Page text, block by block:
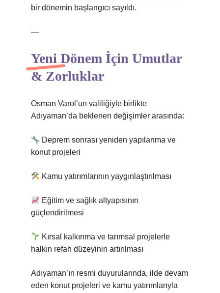
bir dönemin başlangıcı sayıldı.
—
Yeni Dönem İçin Umutlar
& Zorluklar
Osman Varol’un valiliğiyle birlikte
Adıyaman’da beklenen değişimler arasında:
Deprem sonrası yeniden yapılanma ve
konut projeleri
Kamu yatırımlarının yaygınlaştırılması
Eğitim ve sağlık altyapısının
güçlendirilmesi
Kırsal kalkınma ve tarımsal projelerle
halkın refah düzeyinin artırılması
Adıyaman’ın resmi duyurularında, ilde devam
eden konut projeleri ve kamu yatırımlarıyla